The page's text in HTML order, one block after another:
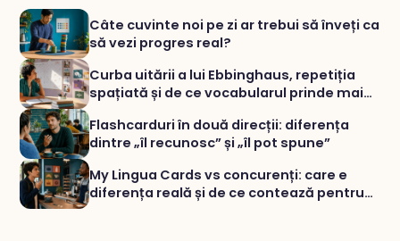
Câte cuvinte noi pe zi ar trebui să înveți ca
să vezi progres real?
Curba uitării a lui Ebbinghaus, repetiția
spațiată și de ce vocabularul prinde mai
Flashcarduri în două direcții: diferența
dintre „îl recunosc” și „îl pot spune”
My Lingua Cards vs concurenți: care e
diferența reală și de ce contează pentru